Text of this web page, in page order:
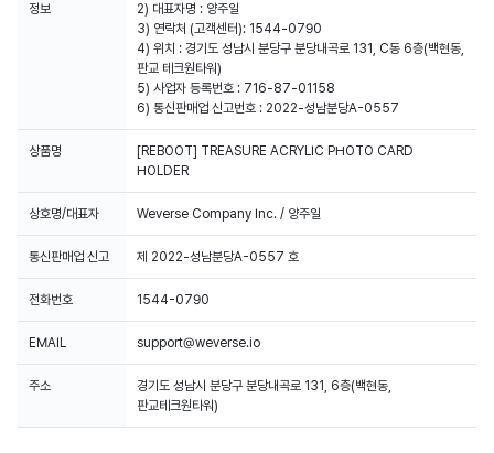
2) 대표자명 : 양주일
3) 연락처 (고객센터): 1544-0790
4) 위치 : 경기도 성남시 분당구 분당내곡로 131, C동 6층(백현동,
판교 테크원타워)
5) 사업자 등록번호 : 716-87-01158
6) 통신판매업 신고번호 : 2022-성남분당A-0557
상품명
[REBOOT] TREASURE ACRYLIC PHOTO CARD
HOLDER
상호명/대표자 Weverse Company Inc. / 양주일
통신판매업 신고 제 2022-성남분당A-0557 호
전화번호 1544-0790
EMAIL support@weverse.io
주소
경기도 성남시 분당구 분당내곡로 131, 6층(백현동,
판교테크원타워)